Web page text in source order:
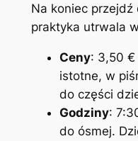
Na koniec
praktyka utrwala
Ceny: 3,50 €
istotne, w
do części
Godziny:
do ósmej.